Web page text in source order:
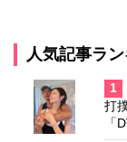
人気記事ラ
1
打
「